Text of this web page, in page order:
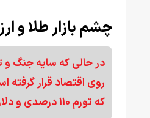
چشم بازار طلا و
در حالی که سایه جنگ و
که تورم ۱۱۰ درصدی و دلار ۳۰۰ هزار تومانی را محتمل می‌سازد.